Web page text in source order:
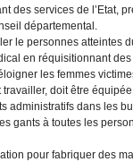
des services de l’Etat,
départemental.
le personnes atteintes
en réquisitionnant
les femmes
travailler, doit être
administratifs dans les
gants à toutes les
pour fabriquer des